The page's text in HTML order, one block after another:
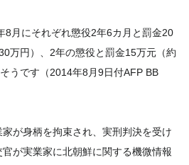
8月にそれぞれ懲役2年6カ月と罰金20
万円）、2年の懲役と罰金15万元（約
うです（2014年8月9日付AFP BB
が身柄を拘束され、実刑判決を受け
が実業家に北朝鮮に関する機微情報